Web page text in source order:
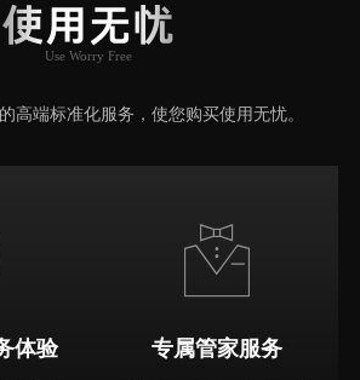
使用无忧
Use Worry Free
高端标准化服务，使您购买使用无忧。
体验 专属管家服务